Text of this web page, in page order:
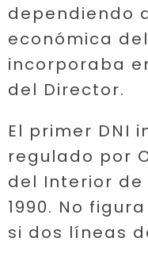
dependiendo
económica
incorporaba
del Director.
El primer DNI
regulado por
del Interior de
1990. No
si dos líneas